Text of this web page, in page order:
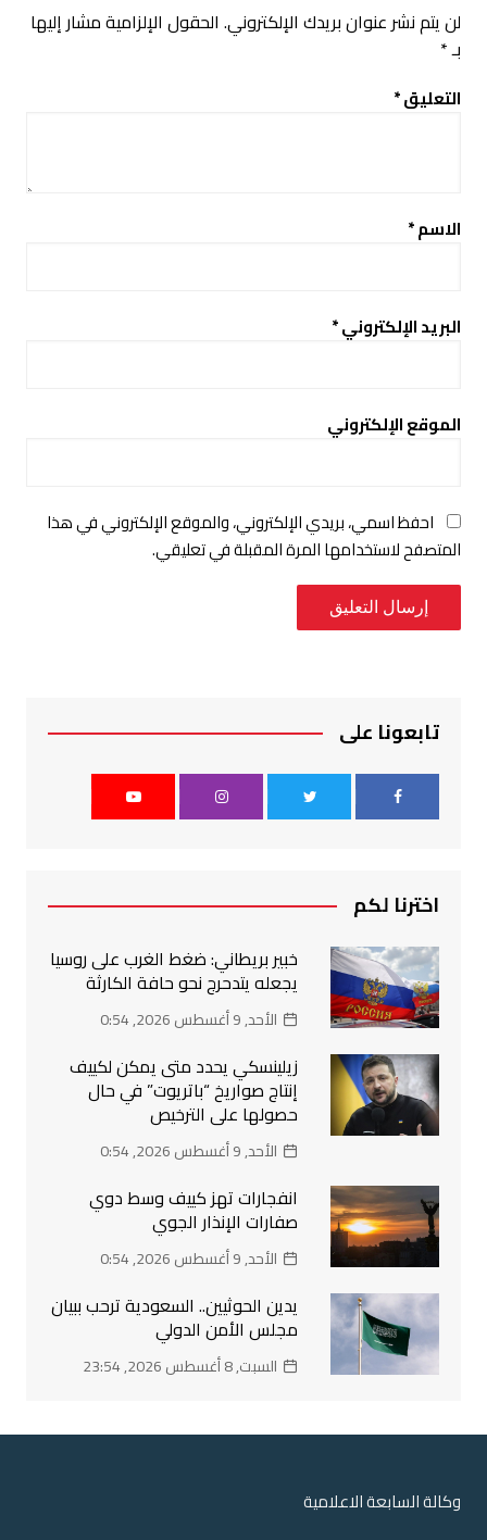
لن يتم نشر عنوان بريدك الإلكتروني. الحقول الإلزامية مشار إليها
بـ*
التعليق*
الاسم*
البريد الإلكتروني*
الموقع الإلكتروني
احفظ اسمي، بريدي الإلكتروني، والموقع الإلكتروني في هذا
المتصفح لاستخدامها المرة المقبلة في تعليقي.
تابعونا على
اخترنا لكم
خبير بريطاني: ضغط الغرب على روسيا
يجعله يتدحرج نحو حافة الكارثة
الأحد, 9 أغسطس 2026, 0:54
زيلينسكي يحدد متى يمكن لكييف
إنتاج صواريخ “باتريوت” في حال
حصولها على الترخيص
الأحد, 9 أغسطس 2026, 0:54
انفجارات تهز كييف وسط دوي
صفارات الإنذار الجوي
الأحد, 9 أغسطس 2026, 0:54
يدين الحوثيين.. السعودية ترحب ببيان
مجلس الأمن الدولي
السبت, 8 أغسطس 2026, 23:54
وكالة السابعة الاعلامية